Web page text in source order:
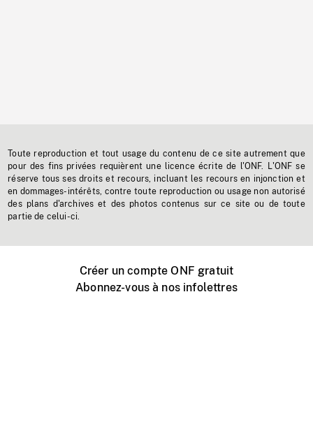
Toute reproduction et tout usage du contenu de ce site autrement que
pour des fins privées requièrent une licence écrite de l'ONF. L'ONF se
réserve tous ses droits et recours, incluant les recours en injonction et
en dommages-intérêts, contre toute reproduction ou usage non autorisé
des plans d'archives et des photos contenus sur ce site ou de toute
partie de celui-ci.
Créer un compte ONF gratuit
Abonnez-vous à nos infolettres